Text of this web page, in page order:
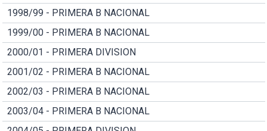
1998/99 - PRIMERA B NACIONAL
1999/00 - PRIMERA B NACIONAL
2000/01 - PRIMERA DIVISION
2001/02 - PRIMERA B NACIONAL
2002/03 - PRIMERA B NACIONAL
2003/04 - PRIMERA B NACIONAL